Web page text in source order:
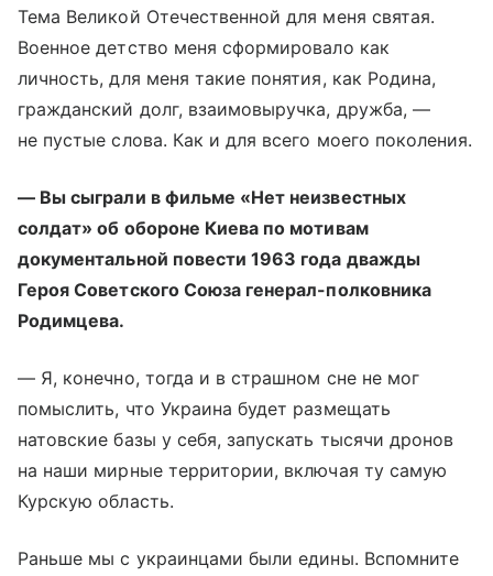
Тема Великой Отечественной для меня святая.
Военное детство меня сформировало как
личность, для меня такие понятия, как Родина,
гражданский долг, взаимовыручка, дружба, —
не пустые слова. Как и для всего моего поколения.
— Вы сыграли в фильме «Нет неизвестных
солдат» об обороне Киева по мотивам
документальной повести 1963 года дважды
Героя Советского Союза генерал-полковника
Родимцева.
— Я, конечно, тогда и в страшном сне не мог
помыслить, что Украина будет размещать
натовские базы у себя, запускать тысячи дронов
на наши мирные территории, включая ту самую
Курскую область.
Раньше мы с украинцами были едины. Вспомните